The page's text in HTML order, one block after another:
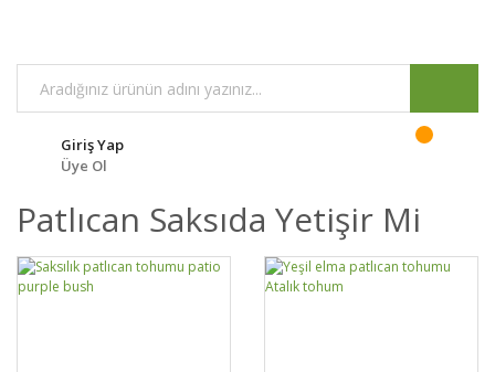
Giriş Yap
Üye Ol
Patlıcan Saksıda Yetişir Mi